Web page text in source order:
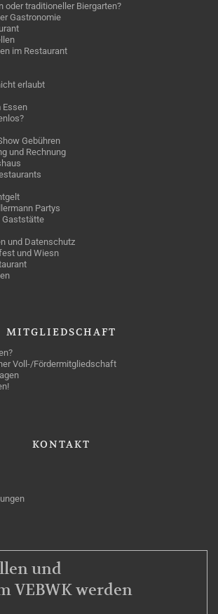
oder traditioneller Biergarten?
Gastronomie
im Restaurant
erlaubt
Essen
Gebühren
und Rechnung
Partys
Gaststätte
und Datenschutz
und Wiesn
MITGLIEDSCHAFT
Voll-/Fördermitgliedschaft
KONTAKT
und
VEBWK werden